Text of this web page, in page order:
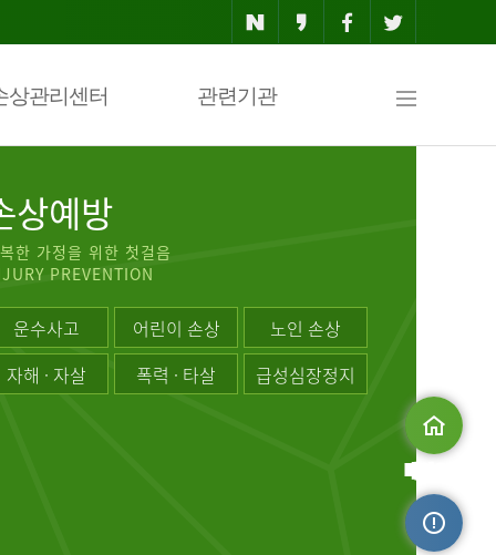
상관리센터 관련기관
맵
상예방
한 가정을 위한 첫걸음
PREVENTION
운수사고 어린이 손상
노인 손상
자해 · 자살
폭력 · 타살 급성심장정지
메인으로